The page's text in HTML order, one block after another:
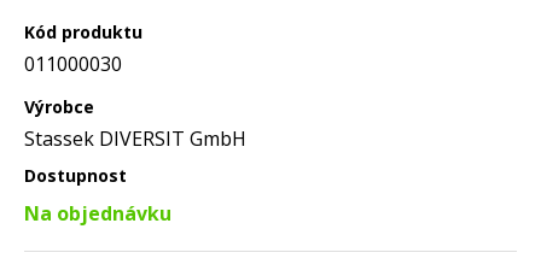
Kód produktu
011000030
Výrobce
Stassek DIVERSIT GmbH
Dostupnost
Na objednávku